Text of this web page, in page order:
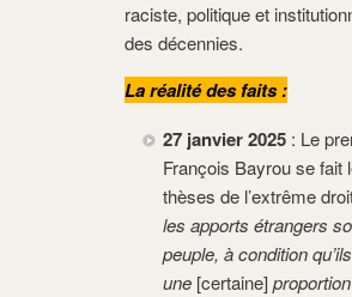
raciste, politique et
des décennies.
La réalité des faits :
27 janvier 2025 : Le
François Bayrou se fait
thèses de l’extrême
les apports étrangers
peuple, à condition
une [certaine]